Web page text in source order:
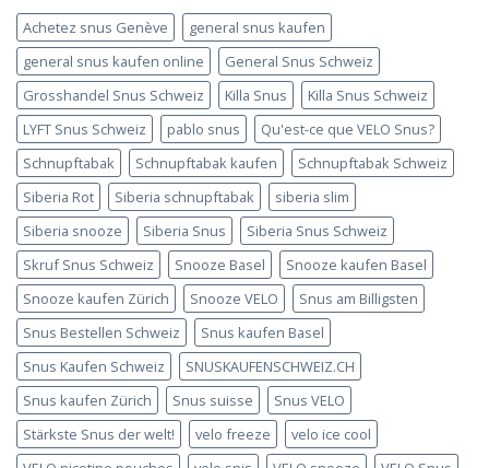
Achetez snus Genève
general snus kaufen
general snus kaufen online
General Snus Schweiz
Grosshandel Snus Schweiz
Killa Snus
Killa Snus Schweiz
LYFT Snus Schweiz
pablo snus
Qu'est-ce que VELO Snus?
Schnupftabak
Schnupftabak kaufen
Schnupftabak Schweiz
Siberia Rot
Siberia schnupftabak
siberia slim
Siberia snooze
Siberia Snus
Siberia Snus Schweiz
Skruf Snus Schweiz
Snooze Basel
Snooze kaufen Basel
Snooze kaufen Zürich
Snooze VELO
Snus am Billigsten
Snus Bestellen Schweiz
Snus kaufen Basel
Snus Kaufen Schweiz
SNUSKAUFENSCHWEIZ.CH
Snus kaufen Zürich
Snus suisse
Snus VELO
Stärkste Snus der welt!
velo freeze
velo ice cool